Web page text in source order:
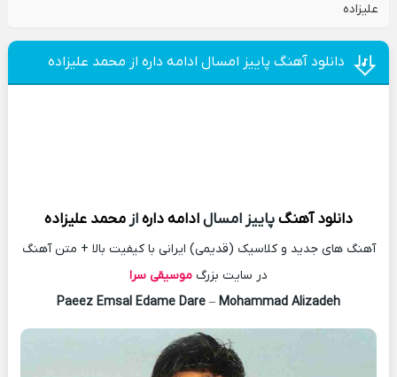
علیزاده
دانلود آهنگ پاییز امسال ادامه داره از محمد علیزاده
دانلود آهنگپاییز امسالادامه دارهازمحمد علیزاده
آهنگ های جدید و کلاسیک (قدیمی) ایرانی با کیفیت بالا + متن آهنگ
در سایت بزرگ موسیقی سرا
Paeez Emsal Edame Dare – Mohammad Alizadeh